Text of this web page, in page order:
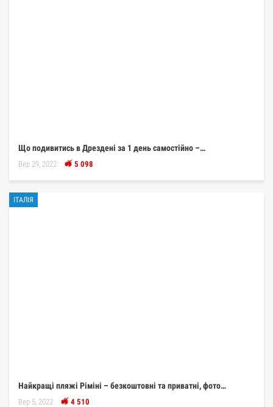
Що подивитись в Дрездені за 1 день самостійно –…
Вер 29, 2022 5 098
ІТАЛІЯ
Найкращі пляжі Ріміні – безкоштовні та приватні, фото…
Вер 5, 2022 4 510